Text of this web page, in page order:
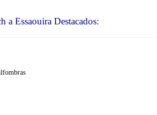
a Essaouira Destacados: